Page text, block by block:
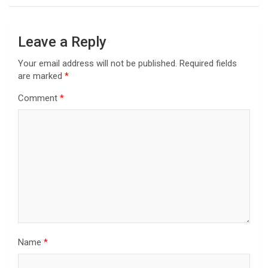
Leave a Reply
Your email address will not be published. Required fields
are marked *
Comment *
Name *